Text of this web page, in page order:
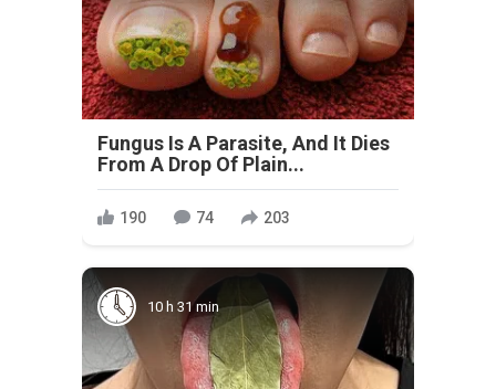
Fungus Is A Parasite, And It Dies
From A Drop Of Plain...
190 74 203
10 h 31 min